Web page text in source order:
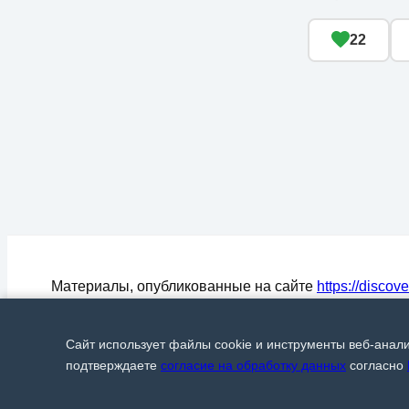
22
Материалы, опубликованные на сайте https://
Discover24.ruобязательна.© Discover24, 2015-
Сайт использует файлы cookie и инструменты веб-
подтверждаете согласие на обработку данных согласно